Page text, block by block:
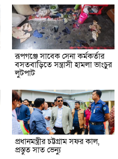
রূপগঞ্জে সাবেক সেনা কর্মকর্তার
বসতবাড়িতে সন্ত্রাসী হামলা ভাংচুর
লুটপাট
প্রধানমন্ত্রীর চট্টগ্রাম সফর কাল,
প্রস্তুত সাত ভেন্যু